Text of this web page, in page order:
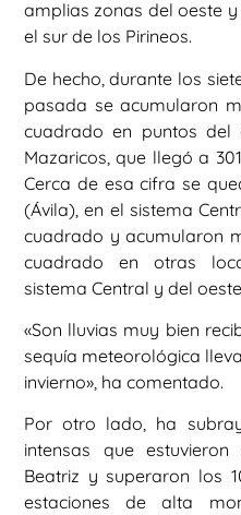
amplias zonas del oeste
el sur de los Pirineos.
De hecho, durante los
pasada se acumularon
cuadrado en puntos del
Mazaricos, que llegó a
Cerca de esa cifra se
(Ávila), en el sistema
cuadrado y acumularon
cuadrado en otras
sistema Central y del
«Son lluvias muy bien
sequía meteorológica
invierno», ha comentado.
Por otro lado, ha
intensas que
Beatriz y superaron los
estaciones de alta